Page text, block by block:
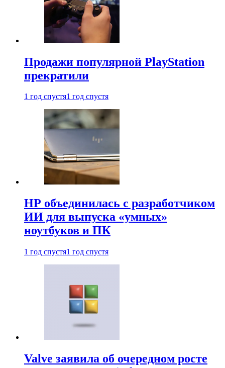
Продажи популярной PlayStation
прекратили
1 год спустя1 год спустя
HP объединилась с разработчиком
ИИ для выпуска «умных»
ноутбуков и ПК
1 год спустя1 год спустя
Valve заявила об очередном росте